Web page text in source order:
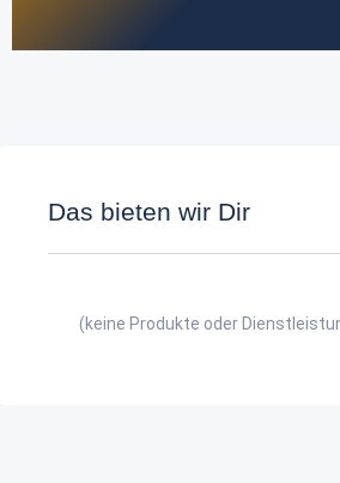
Das bieten wir Dir
(keine Produkte oder